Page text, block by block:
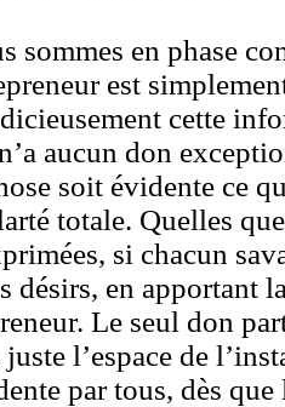
sommes en phase
est
cette
aucun don
soit évidente ce
totale. Quelles
si chacun
désirs, en apportant
Le seul don
l’espace de
par tous, dès